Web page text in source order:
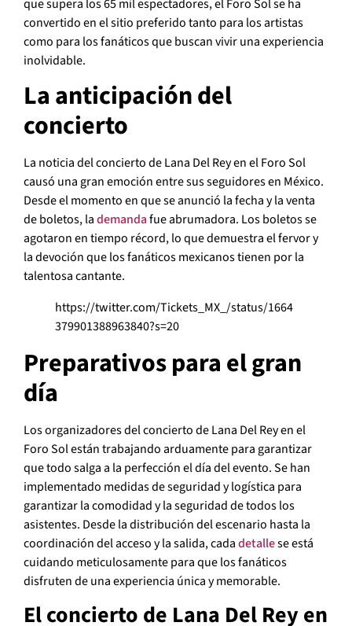
que supera los 65 mil espectadores, el Foro Sol se ha
convertido en el sitio preferido tanto para los artistas
como para los fanáticos que buscan vivir una experiencia
inolvidable.
La anticipación del
concierto
La noticia del concierto de Lana Del Rey en el Foro Sol
causó una gran emoción entre sus seguidores en México.
Desde el momento en que se anunció la fecha y la venta
de boletos, lademandafue abrumadora. Los boletos se
agotaron en tiempo récord, lo que demuestra el fervor y
la devoción que los fanáticos mexicanos tienen por la
talentosa cantante.
https://twitter.com/Tickets_MX_/status/1664
379901388963840?s=20
Preparativos para el gran
día
Los organizadores del concierto de Lana Del Rey en el
Foro Sol están trabajando arduamente para garantizar
que todo salga a la perfección el día del evento. Se han
implementado medidas de seguridad y logística para
garantizar la comodidad y la seguridad de todos los
asistentes. Desde la distribución del escenario hasta la
coordinación del acceso y la salida, cadadetallese está
cuidando meticulosamente para que los fanáticos
disfruten de una experiencia única y memorable.
El concierto de Lana Del Rey en